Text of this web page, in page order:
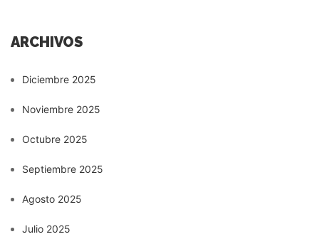
ARCHIVOS
Diciembre 2025
Noviembre 2025
Octubre 2025
Septiembre 2025
Agosto 2025
Julio 2025